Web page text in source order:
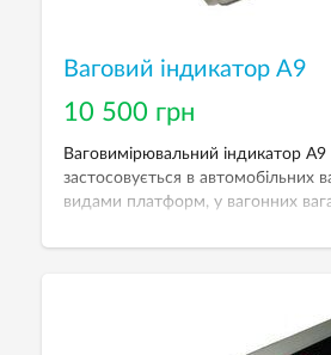
Ваговий індикатор А9
10 500 грн
Ваговимірювальний індикатор
застосовується в автомобільних
видами платформ, у вагонних
датчиками по 350Ω або з 16-ма